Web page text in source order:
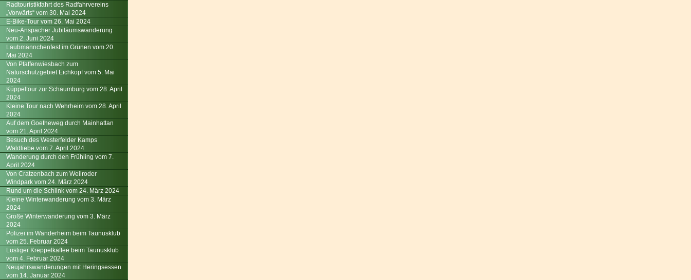
Radtouristikfahrt des Radfahrvereins
„Vorwärts“ vom 30. Mai 2024
E-Bike-Tour vom 26. Mai 2024
Neu-Anspacher Jubiläumswanderung
vom 2. Juni 2024
Laubmännchenfest im Grünen vom 20.
Mai 2024
Von Pfaffenwiesbach zum
Naturschutzgebiet Eichkopf vom 5. Mai
2024
Küppeltour zur Schaumburg vom 28. April
2024
Kleine Tour nach Wehrheim vom 28. April
2024
Auf dem Goetheweg durch Mainhattan
vom 21. April 2024
Besuch des Westerfelder Kamps
Waldliebe vom 7. April 2024
Wanderung durch den Frühling vom 7.
April 2024
Von Cratzenbach zum Weilroder
Windpark vom 24. März 2024
Rund um die Schlink vom 24. März 2024
Kleine Winterwanderung vom 3. März
2024
Große Winterwanderung vom 3. März
2024
Polizei im Wanderheim beim Taunusklub
vom 25. Februar 2024
Lustiger Kreppelkaffee beim Taunusklub
vom 4. Februar 2024
Neujahrswanderungen mit Heringsessen
vom 14. Januar 2024